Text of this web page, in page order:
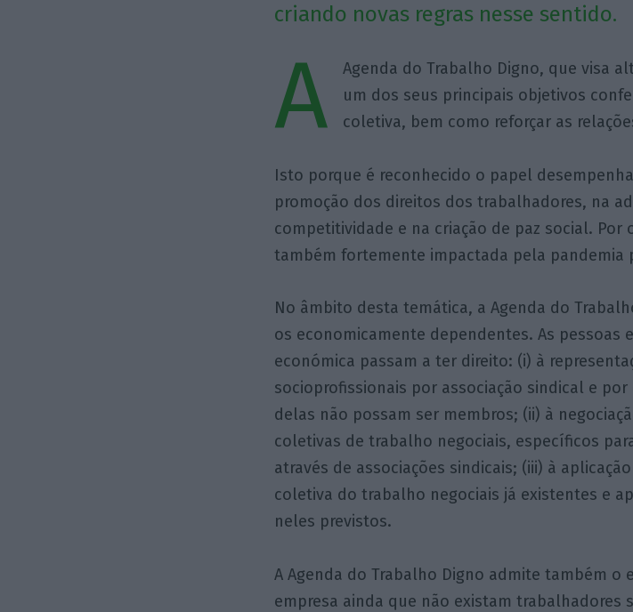
criando novas regras nesse sentido.
A
Agenda do Trabalho Digno, que visa
um dos seus principais objetivos
coletiva, bem como reforçar as
Isto porque é reconhecido o papel
promoção dos direitos dos trabalhadores, na
competitividade e na criação de paz social.
também fortemente impactada pela pandemia
No âmbito desta temática, a Agenda do
os economicamente dependentes. As pessoas
económica passam a ter direito: (i) à
socioprofissionais por associação sindical e
delas não possam ser membros; (ii) à
coletivas de trabalho negociais, específicos
através de associações sindicais; (iii) à
coletiva do trabalho negociais já existentes e
neles previstos.
A Agenda do Trabalho Digno admite também o
empresa ainda que não existam trabalhadores